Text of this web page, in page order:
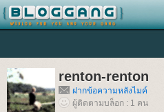
renton-renton
ฝากข้อความหลังไมค์
ผู้ติดตามบล็อก : 1 คน